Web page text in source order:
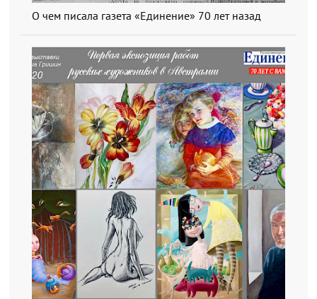
О чем писала газета «Единение» 70 лет назад